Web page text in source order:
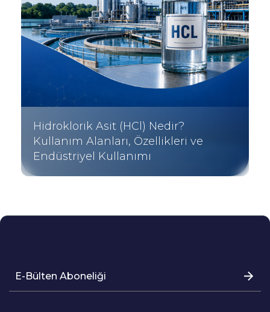
Hidroklorik Asit (HCl) Nedir?
Kullanım Alanları, Özellikleri ve
Endüstriyel Kullanımı